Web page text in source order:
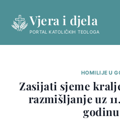
content
Vjera i djela
PORTAL KATOLIČKIH TEOLOGA
HOMILIJE U
Zasijati sjeme
razmišljanje uz